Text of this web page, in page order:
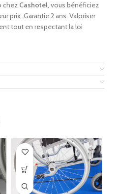
chez Cashotel, vous bénéficiez
prix. Garantie 2 ans. Valoriser
tout en respectant la loi